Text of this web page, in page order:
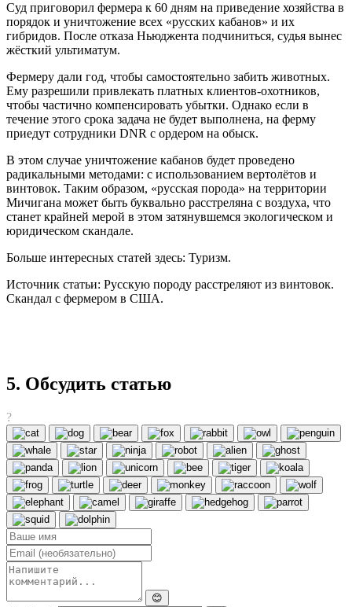
Суд приговорил фермера к 60 дням на приведение хозяйства в
порядок и уничтожение всех «русских кабанов» и их
гибридов. После отказа Ньюджента подчиниться, судья вынес
жёсткий ультиматум.
Фермеру дали год, чтобы самостоятельно забить животных.
Ему разрешили привлекать платных клиентов-охотников,
чтобы частично компенсировать убытки. Однако если в
течение этого срока задача не будет выполнена, на ферму
приедут сотрудники DNR с ордером на обыск.
В этом случае уничтожение кабанов будет проведено
радикальными методами: с использованием вертолётов и
винтовок. Таким образом, «русская порода» на территории
Мичигана может быть буквально расстреляна с воздуха, что
станет крайней мерой в этом затянувшемся экологическом и
юридическом скандале.
Больше интересных статей здесь: Туризм.
Источник статьи: Русскую породу расстреляют из винтовок.
Скандал с фермером в США.
5. Обсудить статью
?
😊